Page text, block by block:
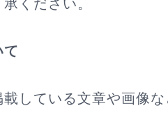
ください。
て
載している文章や画像